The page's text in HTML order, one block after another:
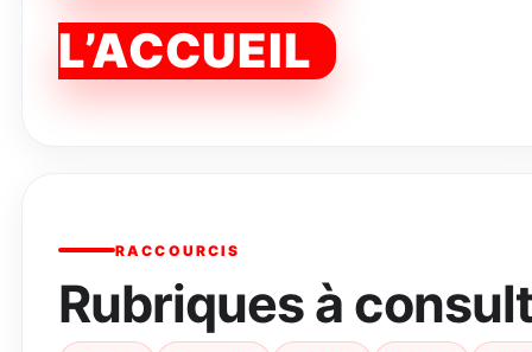
L’ACCUEIL
RACCOURCIS
Rubriques à